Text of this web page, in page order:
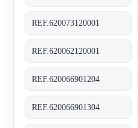
REF.620073120001
REF.620062120001
REF.620066901204
REF.620066901304